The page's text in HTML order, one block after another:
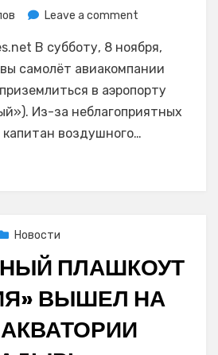
Leave a comment
300
пассажиров
рейса
–
Анадырь
В субботу, 8 ноября,
самолёт авиакомпании
в аэропорту
Из-за неблагоприятных
воздушного…
Новости
ПЛАШКОУТ
ВЫШЕЛ НА